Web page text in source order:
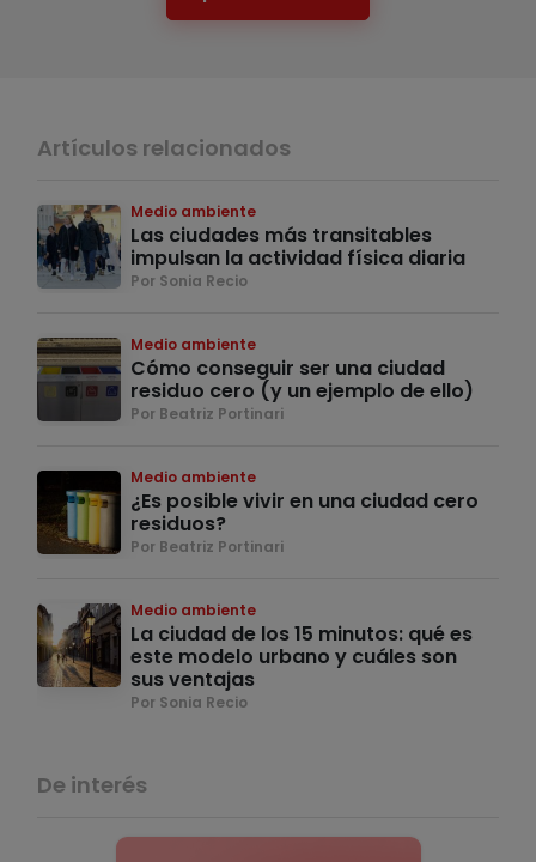
Artículos relacionados
Medio ambiente
Las ciudades más transitables
impulsan la actividad física diaria
Por Sonia Recio
Medio ambiente
Cómo conseguir ser una ciudad
residuo cero (y un ejemplo de ello)
Por Beatriz Portinari
Medio ambiente
¿Es posible vivir en una ciudad cero
residuos?
Por Beatriz Portinari
Medio ambiente
La ciudad de los 15 minutos: qué es
este modelo urbano y cuáles son
sus ventajas
Por Sonia Recio
De interés